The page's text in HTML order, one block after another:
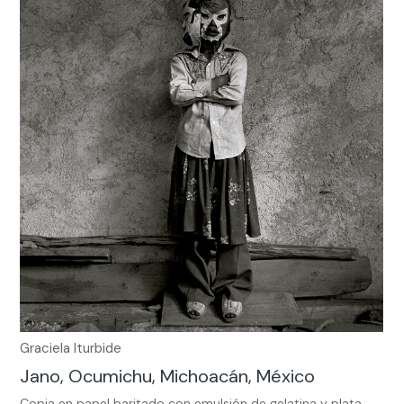
Graciela Iturbide
Jano, Ocumichu, Michoacán, México